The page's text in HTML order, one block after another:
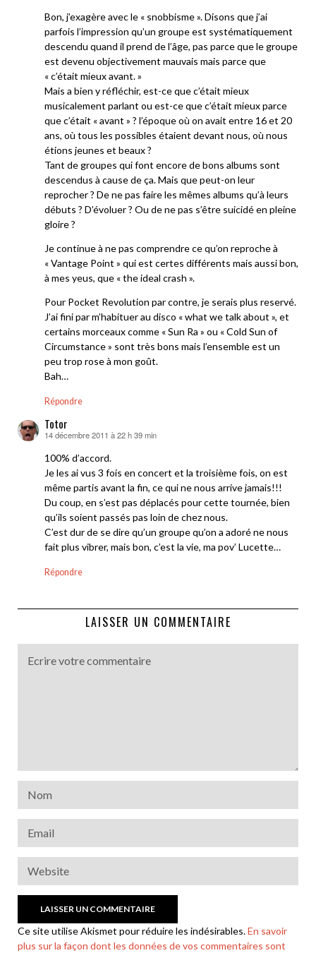
Bon, j’exagère avec le « snobbisme ». Disons que j’ai
parfois l’impression qu’un groupe est systématiquement
descendu quand il prend de l’âge, pas parce que le groupe
est devenu objectivement mauvais mais parce que
« c’était mieux avant. »
Mais a bien y réfléchir, est-ce que c’était mieux
musicalement parlant ou est-ce que c’était mieux parce
que c’était « avant » ? l’époque où on avait entre 16 et 20
ans, où tous les possibles étaient devant nous, où nous
étions jeunes et beaux ?
Tant de groupes qui font encore de bons albums sont
descendus à cause de ça. Mais que peut-on leur
reprocher ? De ne pas faire les mêmes albums qu’à leurs
débuts ? D’évoluer ? Ou de ne pas s’être suicidé en pleine
gloire ?
Je continue à ne pas comprendre ce qu’on reproche à
« Vantage Point » qui est certes différents mais aussi bon,
à mes yeus, que « the ideal crash ».
Pour Pocket Revolution par contre, je serais plus reservé.
J’ai fini par m’habituer au disco « what we talk about », et
certains morceaux comme « Sun Ra » ou « Cold Sun of
Circumstance » sont très bons mais l’ensemble est un
peu trop rose à mon goût.
Bah…
Répondre
Totor
dit :
14 décembre 2011 à 22 h 39 min
100% d’accord.
Je les ai vus 3 fois en concert et la troisième fois, on est
même partis avant la fin, ce qui ne nous arrive jamais!!!
Du coup, en s’est pas déplacés pour cette tournée, bien
qu’ils soient passés pas loin de chez nous.
C’est dur de se dire qu’un groupe qu’on a adoré ne nous
fait plus vibrer, mais bon, c’est la vie, ma pov’ Lucette…
Répondre
LAISSER UN COMMENTAIRE
Ce site utilise Akismet pour réduire les indésirables.En savoir
plus sur la façon dont les données de vos commentaires sont